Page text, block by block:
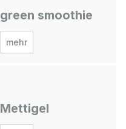
green smoothie
mehr
Mettigel